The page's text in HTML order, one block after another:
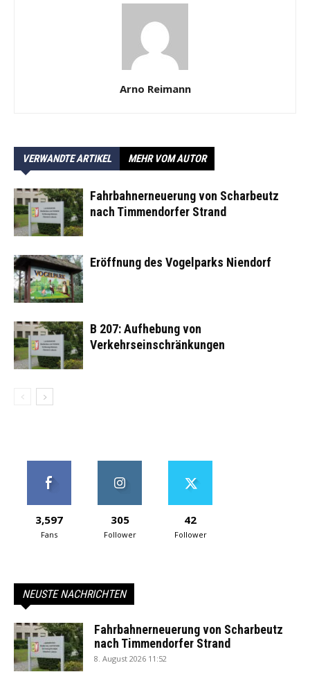
Arno Reimann
VERWANDTE ARTIKEL MEHR VOM AUTOR
Fahrbahnerneuerung von Scharbeutz
nach Timmendorfer Strand
Eröffnung des Vogelparks Niendorf
B 207: Aufhebung von
Verkehrseinschränkungen
3,597
Fans
305
Follower
42
Follower
NEUSTE NACHRICHTEN
Fahrbahnerneuerung von Scharbeutz
nach Timmendorfer Strand
8. August 2026 11:52